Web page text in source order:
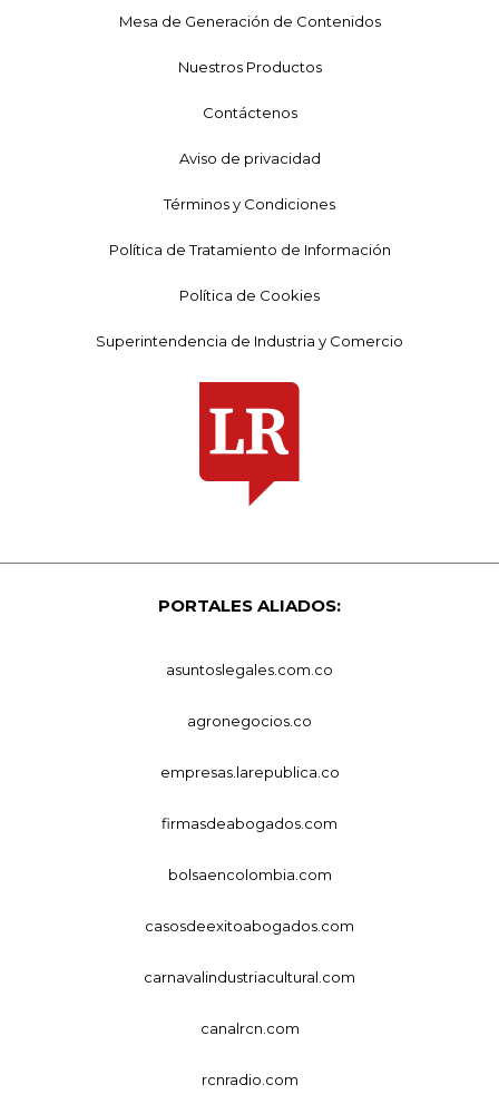
Mesa de Generación de Contenidos
Nuestros Productos
Contáctenos
Aviso de privacidad
Términos y Condiciones
Política de Tratamiento de Información
Política de Cookies
Superintendencia de Industria y Comercio
PORTALES ALIADOS:
asuntoslegales.com.co
agronegocios.co
empresas.larepublica.co
firmasdeabogados.com
bolsaencolombia.com
casosdeexitoabogados.com
carnavalindustriacultural.com
canalrcn.com
rcnradio.com